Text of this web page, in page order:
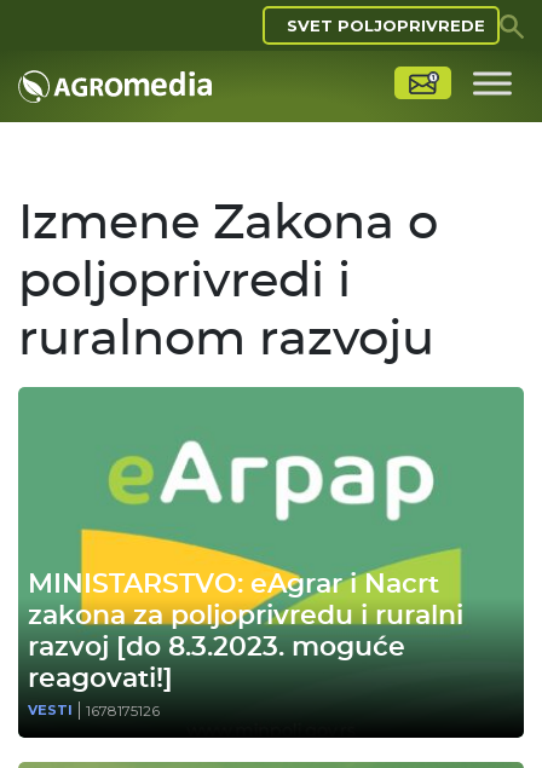
SVET POLJOPRIVREDE
Izmene Zakona o
poljoprivredi i
ruralnom razvoju
MINISTARSTVO: eAgrar i Nacrt
zakona za poljoprivredu i ruralni
razvoj [do 8.3.2023. moguće
reagovati!]
VESTI 1678175126